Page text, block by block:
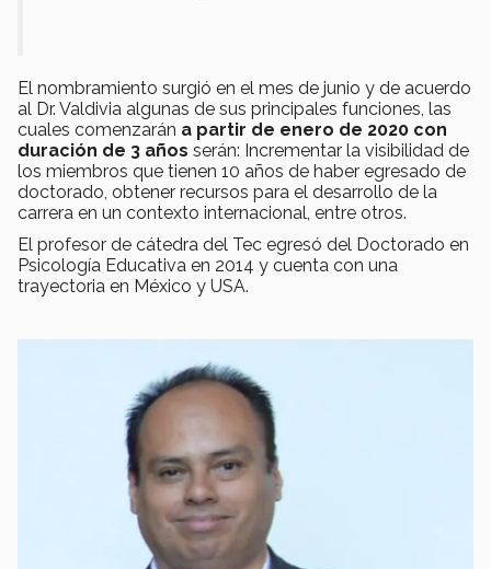
El nombramiento surgió en el mes de junio y de acuerdo
al Dr. Valdivia algunas de sus principales funciones, las
cuales comenzarán a partir de enero de 2020 con
duración de 3 años serán: Incrementar la visibilidad de
los miembros que tienen 10 años de haber egresado de
doctorado, obtener recursos para el desarrollo de la
carrera en un contexto internacional, entre otros.
El profesor de cátedra del Tec egresó del Doctorado en
Psicología Educativa en 2014 y cuenta con una
trayectoria en México y USA.